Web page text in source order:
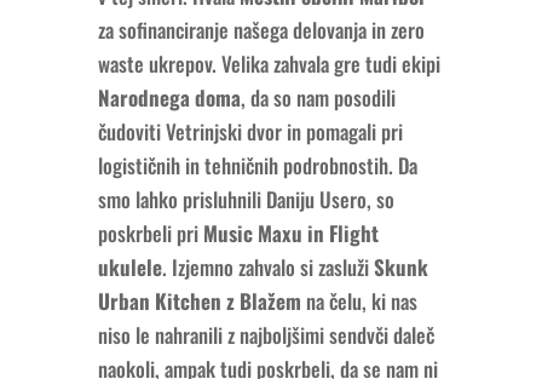
za sofinanciranje našega delovanja in zero
waste ukrepov. Velika zahvala gre tudi ekipi
Narodnega doma, da so nam posodili
čudoviti Vetrinjski dvor in pomagali pri
logističnih in tehničnih podrobnostih. Da
smo lahko prisluhnili Daniju Usero, so
poskrbeli pri Music Maxu in Flight
ukulele. Izjemno zahvalo si zaslužiSkunk
Urban Kitchen z Blažem na čelu, ki nas
niso le nahranili z najboljšimi sendvči daleč
naokoli, ampak tudi poskrbeli, da se nam ni